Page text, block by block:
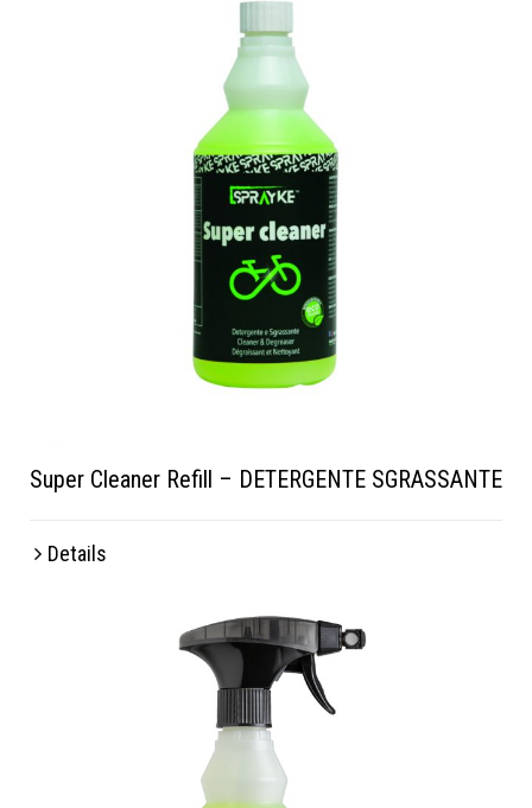
Super Cleaner Refill – DETERGENTE SGRASSANTE
Details